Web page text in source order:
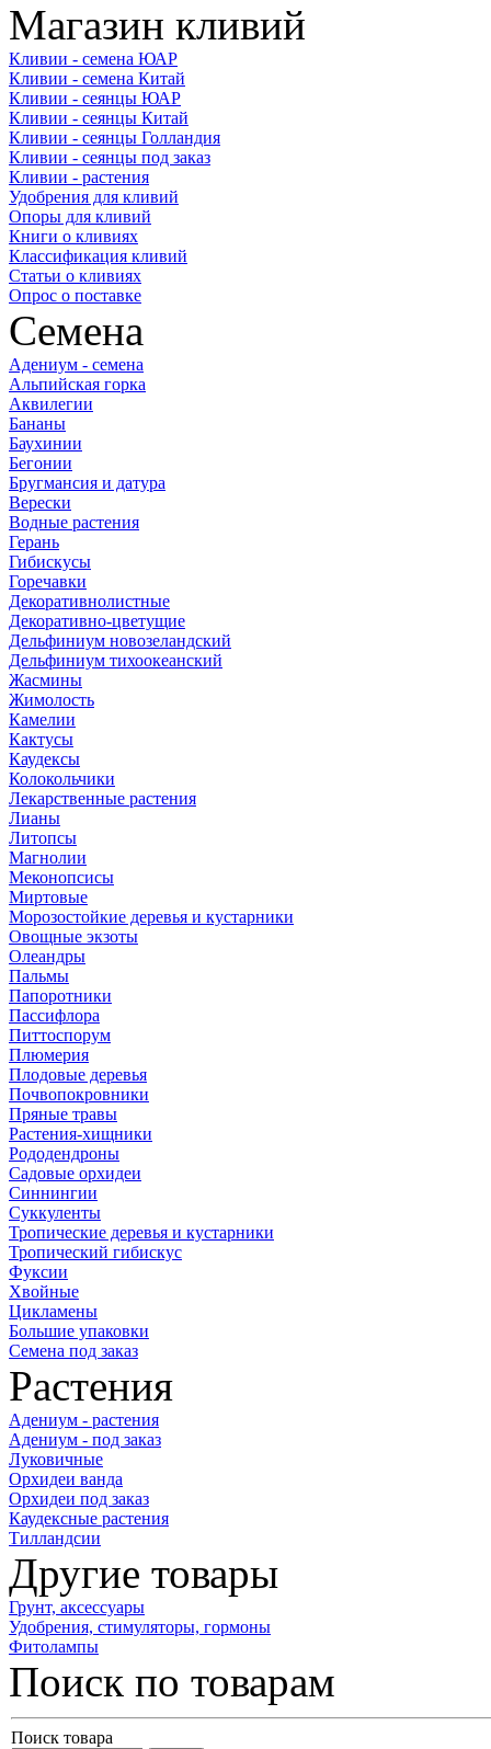
Магазин кливий
Кливии - семена ЮАР
Кливии - семена Китай
Кливии - сеянцы ЮАР
Кливии - сеянцы Китай
Кливии - сеянцы Голландия
Кливии - сеянцы под заказ
Кливии - растения
Удобрения для кливий
Опоры для кливий
Книги о кливиях
Классификация кливий
Статьи о кливиях
Опрос о поставке
Семена
Адениум - семена
Альпийская горка
Аквилегии
Бананы
Баухинии
Бегонии
Бругмансия и датура
Верески
Водные растения
Герань
Гибискусы
Горечавки
Декоративнолистные
Декоративно-цветущие
Дельфиниум новозеландский
Дельфиниум тихоокеанский
Жасмины
Жимолость
Камелии
Кактусы
Каудексы
Колокольчики
Лекарственные растения
Лианы
Литопсы
Магнолии
Меконопсисы
Миртовые
Морозостойкие деревья и кустарники
Овощные экзоты
Олеандры
Пальмы
Папоротники
Пассифлора
Питтоспорум
Плюмерия
Плодовые деревья
Почвопокровники
Пряные травы
Растения-хищники
Рододендроны
Садовые орхидеи
Синнингии
Суккуленты
Тропические деревья и кустарники
Тропический гибискус
Фуксии
Хвойные
Цикламены
Большие упаковки
Семена под заказ
Растения
Адениум - растения
Адениум - под заказ
Луковичные
Орхидеи ванда
Орхидеи под заказ
Каудексные растения
Тилландсии
Другие товары
Грунт, аксессуары
Удобрения, стимуляторы, гормоны
Фитолампы
Поиск по товарам
Поиск товара